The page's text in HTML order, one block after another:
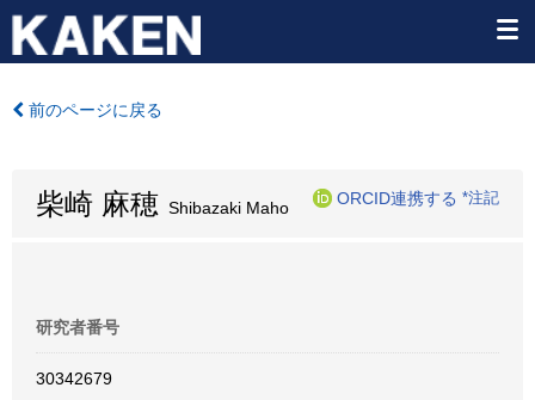
前のページに戻る
柴崎 麻穂 Shibazaki Maho
ORCID連携する *注記
研究者番号
30342679